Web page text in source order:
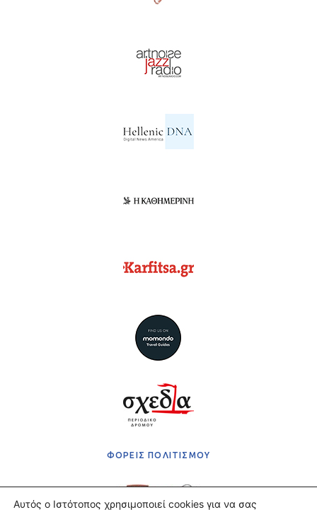
ΦΟΡΕΙΣ ΠΟΛΙΤΙΣΜΟΥ
Αυτός ο Ιστότοπος χρησιμοποιεί cookies για να σας